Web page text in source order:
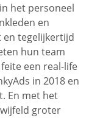
het personeel
en
en tegelijkertijd
hun team
een real-life
in 2018 en
En met het
groter